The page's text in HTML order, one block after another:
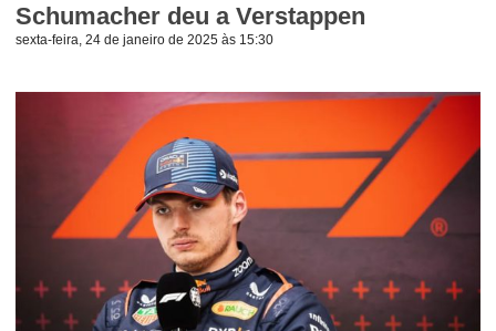
Schumacher deu a Verstappen
sexta-feira, 24 de janeiro de 2025 às 15:30